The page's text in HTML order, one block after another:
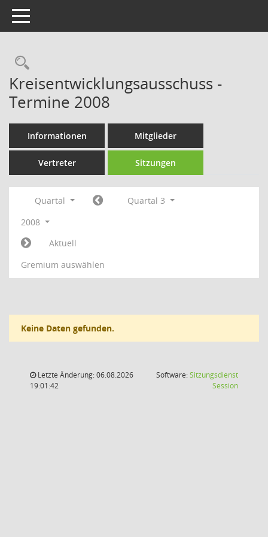
Toggle navigation
Rechercheauswahl
Kreisentwicklungsausschuss -
Termine 2008
Informationen Mitglieder
Vertreter Sitzungen
Quartal
Quartal 3
2008
Aktuell
Gremium auswählen
Keine Daten gefunden.
Letzte Änderung: 06.08.2026
19:01:42
Software:Sitzungsdienst
Session(Wird in